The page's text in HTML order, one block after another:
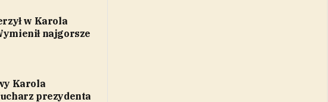
w Karola
najgorsze
Karola
prezydenta